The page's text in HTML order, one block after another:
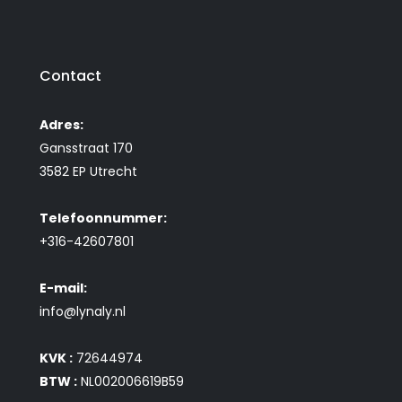
Contact
Adres:
Gansstraat 170
3582 EP Utrecht
Telefoonnummer:
+316-42607801
E-mail:
info@lynaly.nl
KVK : 72644974
BTW : NL002006619B59